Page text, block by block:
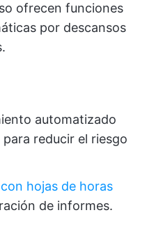
ofrecen funciones
por descansos
automatizado
reducir el riesgo
hojas de horas
de informes.